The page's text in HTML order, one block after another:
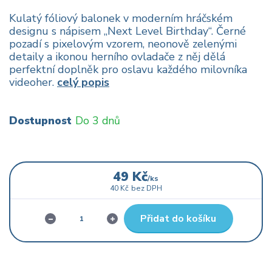
Kulatý fóliový balonek v moderním hráčském
designu s nápisem „Next Level Birthday“. Černé
pozadí s pixelovým vzorem, neonově zelenými
detaily a ikonou herního ovladače z něj dělá
perfektní doplněk pro oslavu každého milovníka
videoher. celý popis
Dostupnost Do 3 dnů
49 Kč/ks
40 Kč bez DPH
Přidat do košíku